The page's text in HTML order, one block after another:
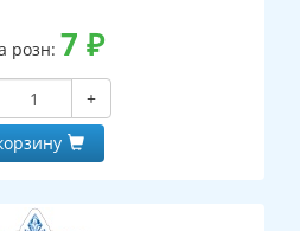
розн: 7 ₽
+